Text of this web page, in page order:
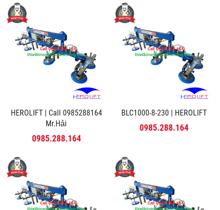
HEROLIFT | Call 0985288164
Mr.Hải
0985.288.164
BLC1000-8-230 | HEROLIFT
0985.288.164